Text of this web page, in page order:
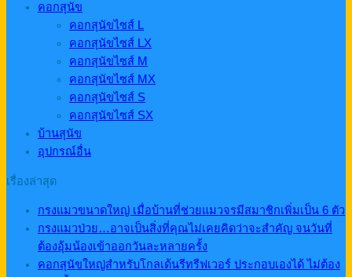
คอกสุนัข
คอกสุนัขไซส์ L
คอกสุนัขไซส์ LX
คอกสุนัขไซส์ M
คอกสุนัขไซส์ MX
คอกสุนัขไซส์ S
คอกสุนัขไซส์ SX
บ้านสุนัข
อุปกรณ์อื่น
เรื่องล่าสุด
กรงแมวขนาดใหญ่ เมื่อบ้านที่ช่วยแมวจรมีสมาชิกเพิ่มเป็น 6 ตัว
กรงแมวป่วย…อาจเป็นสิ่งที่คุณไม่เคยคิดว่าจะสำคัญ จนวันที่
ต้องอุ้มน้องเข้าออกวันละหลายครั้ง
คอกสุนัขใหญ่สำหรับโกลเด้นรีทรีฟเวอร์ ประกอบเองได้ ไม่ต้อง